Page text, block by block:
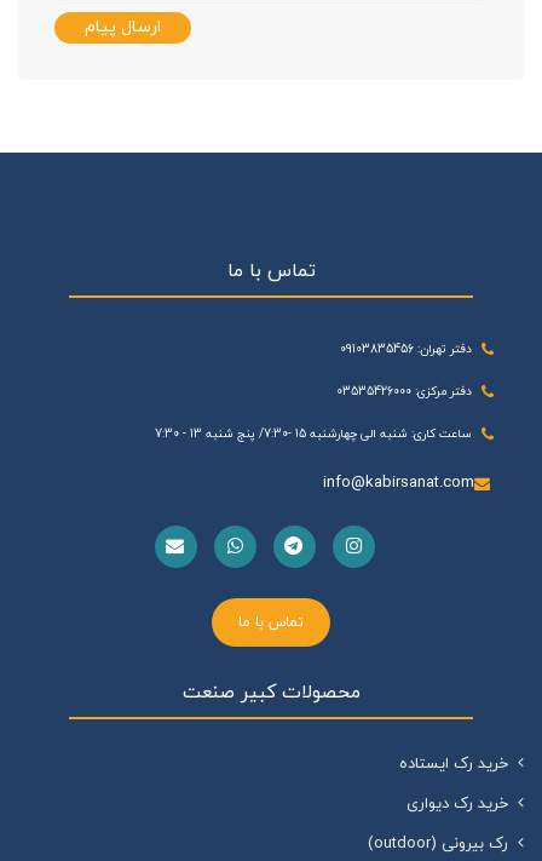
ارسال پیام
تماس با ما
دفتر تهران: 09103835456
دفتر مرکزی: 03535426000
ساعت کاری: شنبه الی چهارشنبه 15 -7:30/ پنج شنبه 13 - 7:30
info@kabirsanat.com
تماس با ما
محصولات کبیر صنعت
خرید رک ایستاده
خرید رک دیواری
رک بیرونی (outdoor)